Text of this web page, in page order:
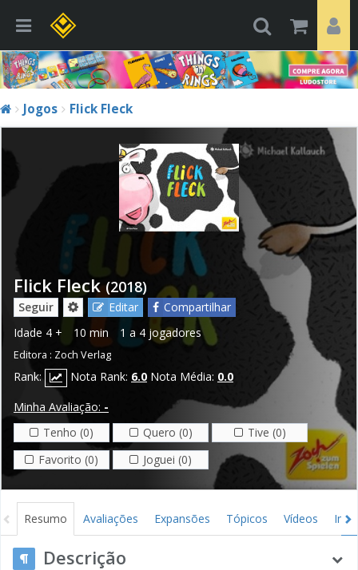
Jogos Flick Fleck
Flick Fleck (2018)
Seguir Editar
Compartilhar
Idade 4 + 10 min 1 a 4 jogadores
Editora : Zoch Verlag
Rank: Nota Rank: 6.0 Nota Média: 0.0
Minha Avaliação: -
Tenho (0)
Quero (0)
Tive (0)
Favorito (0)
Joguei (0)
Resumo Avaliações Expansões Tópicos Vídeos
Descrição